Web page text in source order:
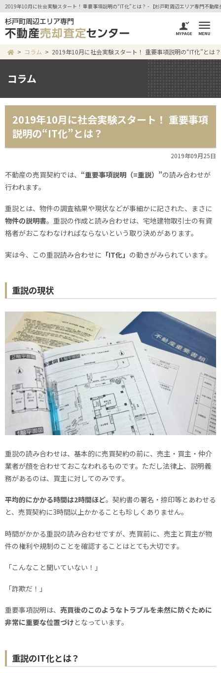
2019年10月に社会実験スタート！ 重要事項説明の“IT化”とは？ - 【杉戸町周辺エリア専門不動
コラム 2019年10月に社会実験スタート！ 重要事項説明の“IT化”とは？
コラム
2019年10月に社会実験スタート！ 重要事項
説明の“IT化”とは？
2019年09月25日
不動産の売買契約では、 “重要事項説明（=重説）”の読み合わせが
行われます。
重説とは、物件の調査結果や現状などが事細かに記された、まさに
物件の説明書。重説の作成と読み合わせは、宅地建物取引士の有資
格者がおこなわなければならないという取り決めがあります。
実は今、この重説読み合わせに 「IT化」 の動きがみられています。
重説の現状
重説の読み合わせは、基本的に売買契約の前に、売主・買主・仲介
業者が顔を合わせておこなわれるものです。ただし法律上、説明義
務があるのは、買主に対してのみです。
平均的にかかる時間は2時間ほど。契約書の署名・捺印等とあわせる
と、売買契約に3時間以上かかることも珍しくありません。
時間がかかる重説の読み合わせですが、売買前に、売主と買主が物
件の権利や規制のことを確認することはとても大切です。
「こんなこと聞いていない！」
「詐欺だ！」
重要事項説明は、 売買後のこのようなトラブルを未然に防ぐために
非常に重要な位置づけ となっています。
重説のIT化とは？